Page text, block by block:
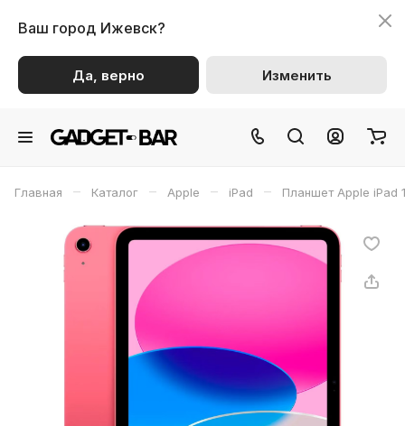
Ваш город Ижевск?
Да, верно Изменить
Главная – Каталог – Apple – iPad – Планшет Apple iPad